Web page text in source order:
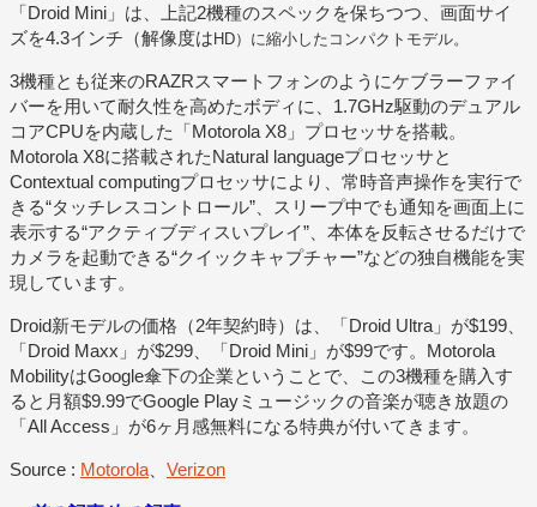
「Droid Mini」は、上記2機種のスペックを保ちつつ、画面サイ
ズを4.3インチ（解像度は HD）に縮小したコンパクトモデル。
3機種とも従来のRAZRスマートフォンのようにケブラーファイ
バーを用いて耐久性を高めたボディに、1.7GHz駆動のデュアル
コアCPUを内蔵した「Motorola X8」プロセッサを搭載。
Motorola X8に搭載されたNatural languageプロセッサと
Contextual computingプロセッサにより、常時音声操作を実行で
きる“タッチレスコントロール”、スリープ中でも通知を画面上に
表示する“アクティブディスいプレイ”、本体を反転させるだけで
カメラを起動できる“クイックキャプチャー”などの独自機能を実
現しています。
Droid新モデルの価格（2年契約時）は、「Droid Ultra」が$199、
「Droid Maxx」が$299、「Droid Mini」が$99です。Motorola
MobilityはGoogle傘下の企業ということで、この3機種を購入す
ると月額$9.99でGoogle Playミュージックの音楽が聴き放題の
「All Access」が6ヶ月感無料になる特典が付いてきます。
Source : Motorola Verizon